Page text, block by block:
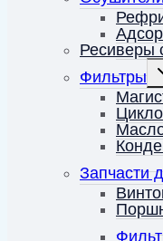
Ресиверы
Фильтры
Запчасти